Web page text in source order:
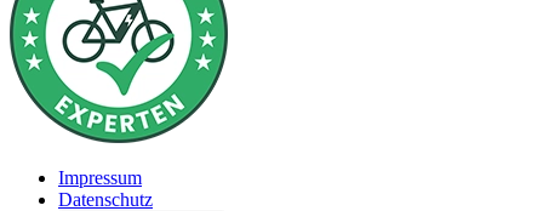
Impressum
Datenschutz